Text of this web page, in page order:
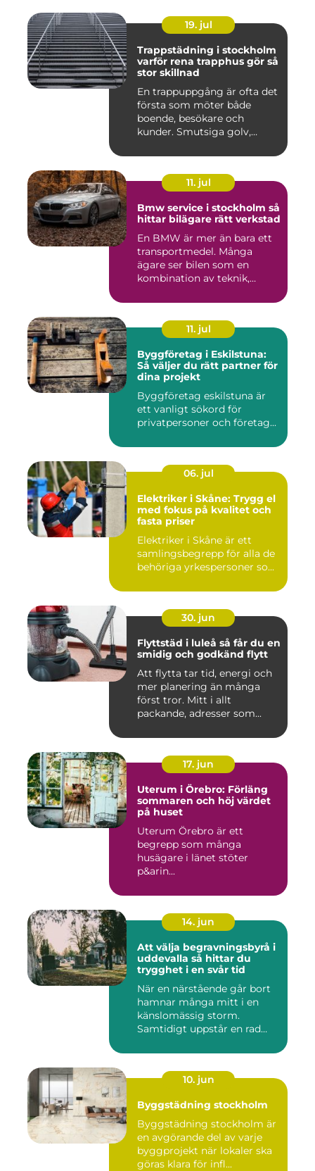
19. jul
Trappstädning i stockholm
varför rena trapphus gör så
stor skillnad
En trappuppgång är ofta det
första som möter både
boende, besökare och
kunder. Smutsiga golv,
11. jul
Bmw service i stockholm så
hittar bilägare rätt verkstad
En BMW är mer än bara ett
transportmedel. Många
ägare ser bilen som en
kombination av teknik,
11. jul
Byggföretag i Eskilstuna:
Så väljer du rätt partner för
dina projekt
Byggföretag eskilstuna är
ett vanligt sökord för
privatpersoner och företag...
06. jul
Elektriker i Skåne: Trygg el
med fokus på kvalitet och
fasta priser
Elektriker i Skåne är ett
samlingsbegrepp för alla de
behöriga yrkespersoner so...
30. jun
Flyttstäd i luleå så får du en
smidig och godkänd flytt
Att flytta tar tid, energi och
mer planering än många
först tror. Mitt i allt
packande, adresser som...
17. jun
Uterum i Örebro: Förläng
sommaren och höj värdet
på huset
Uterum Örebro är ett
begrepp som många
husägare i länet stöter
p&arin...
14. jun
Att välja begravningsbyrå i
uddevalla så hittar du
trygghet i en svår tid
När en närstående går bort
hamnar många mitt i en
känslomässig storm.
Samtidigt uppstår en rad
10. jun
Byggstädning stockholm
Byggstädning stockholm är
en avgörande del av varje
byggprojekt när lokaler ska
göras klara för infl...